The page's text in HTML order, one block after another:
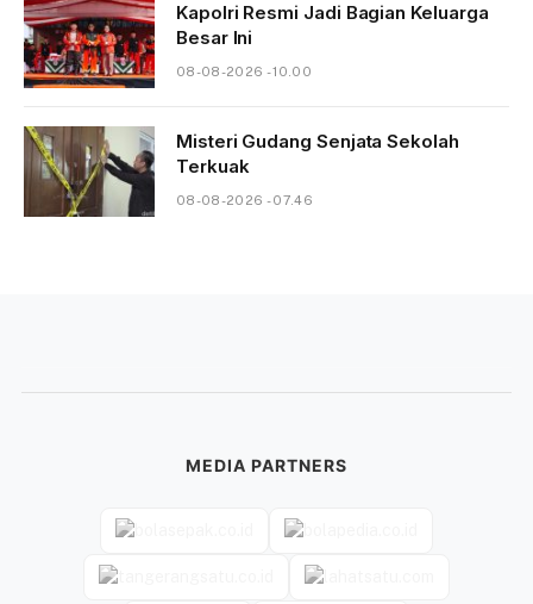
Kapolri Resmi Jadi Bagian Keluarga
Besar Ini
08-08-2026 - 10.00
Misteri Gudang Senjata Sekolah
Terkuak
08-08-2026 - 07.46
MEDIA PARTNERS